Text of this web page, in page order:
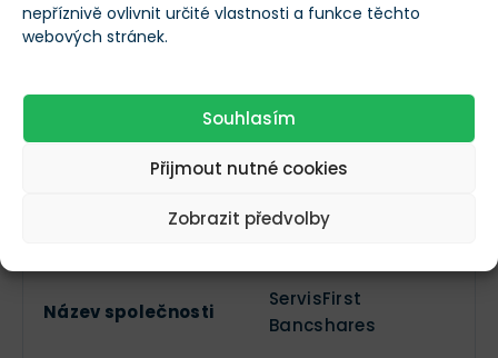
nepříznivě ovlivnit určité vlastnosti a funkce těchto
webových stránek.
Souhlasím
Přijmout nutné cookies
Zobrazit předvolby
Role insidera
Více informací o akciích ServisFirst
Název společnosti
ServisFirst
Bancshares